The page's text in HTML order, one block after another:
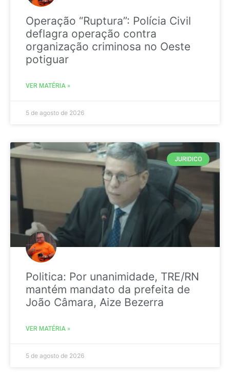
Operação “Ruptura”: Polícia Civil
deflagra operação contra
organização criminosa no Oeste
potiguar
VER MATÉRIA »
5 de agosto de 2026
JURIDICO
Politica: Por unanimidade, TRE/RN
mantém mandato da prefeita de
João Câmara, Aize Bezerra
VER MATÉRIA »
5 de agosto de 2026